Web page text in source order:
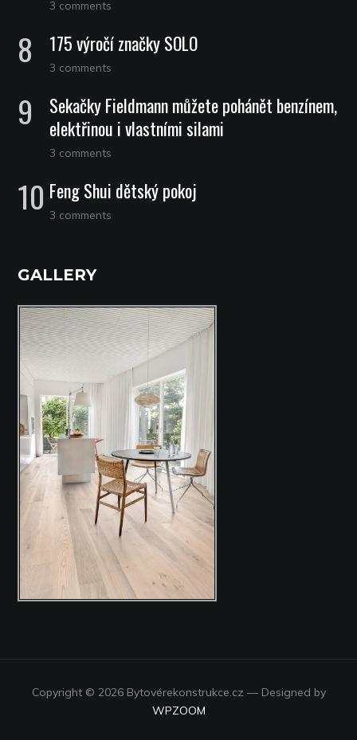
3 comments
175 výročí značky SOLO
3 comments
Sekačky Fieldmann můžete pohánět benzínem,
elektřinou i vlastními silami
3 comments
Feng Shui dětský pokoj
3 comments
GALLERY
Copyright © 2026 Bytovérekonstrukce.cz — Designed by
WPZOOM